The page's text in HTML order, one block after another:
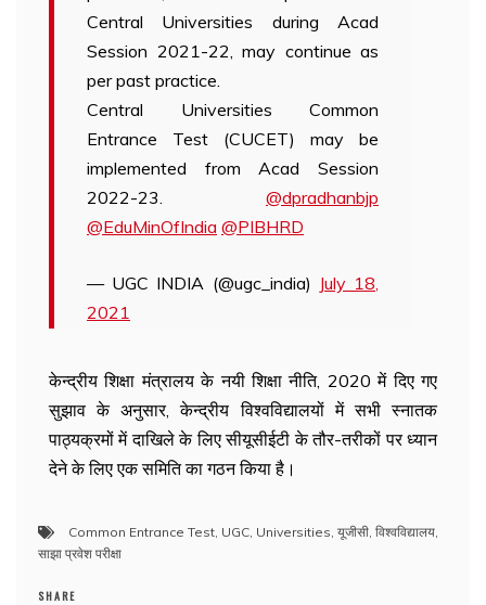
Central Universities during Acad
Session 2021-22, may continue as
per past practice.
Central Universities Common
Entrance Test (CUCET) may be
implemented from Acad Session
2022-23. @dpradhanbjp
@EduMinOfIndia @PIBHRD
— UGC INDIA (@ugc_india) July 18,
2021
केन्द्रीय शिक्षा मंत्रालय के नयी शिक्षा नीति, 2020 में दिए गए
सुझाव के अनुसार, केन्द्रीय विश्वविद्यालयों में सभी स्नातक
पाठ्यक्रमों में दाखिले के लिए सीयूसीईटी के तौर-तरीकों पर ध्यान
देने के लिए एक समिति का गठन किया है।
Common Entrance Test, UGC, Universities, यूजीसी, विश्वविद्यालय,
साझा प्रवेश परीक्षा
SHARE